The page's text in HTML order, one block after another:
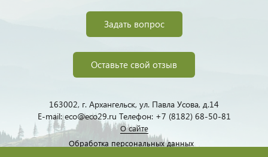
Задать вопрос
Оставьте свой отзыв
163002, г. Архангельск, ул. Павла Усова, д.14
E-mail: eco@eco29.ru Телефон: +7 (8182) 68-50-81
О сайте
Обработка персональных данных